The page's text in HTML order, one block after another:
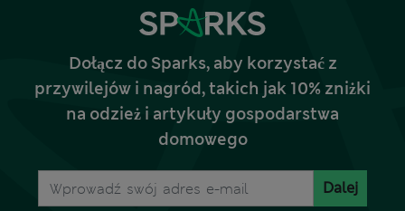
Dołącz do Sparks, aby korzystać z
przywilejów i nagród, takich jak 10% zniżki
na odzież i artykuły gospodarstwa
domowego
Dalej